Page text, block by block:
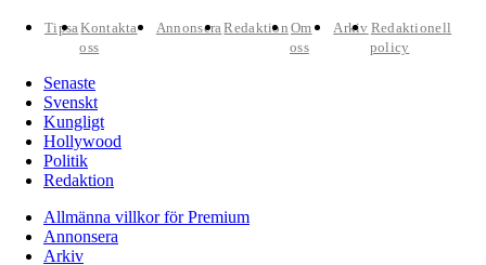
TipsaKontakta
oss
AnnonseraRedaktion Om
oss
Arkiv Redaktionell
policy
Senaste
Svenskt
Kungligt
Hollywood
Politik
Redaktion
Allmänna villkor för Premium
Annonsera
Arkiv